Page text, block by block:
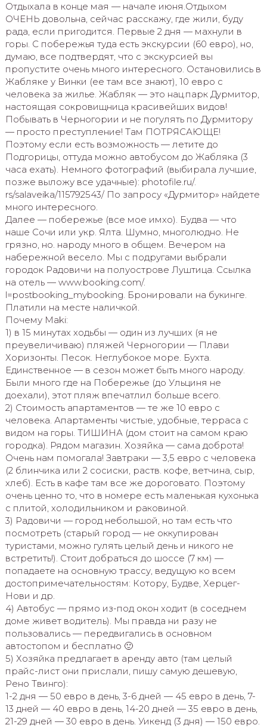
Отдыхала в конце мая — начале июня.Отдыхом
ОЧЕНЬ довольна, сейчас расскажу, где жили, буду
рада, если пригодится. Первые 2 дня — махнули в
горы. С побережья туда есть экскурсии (60 евро), но,
думаю, все подтвердят, что с экскурсией вы
пропустите очень много интересного. Остановились в
Жабляке у Винки (ее там все знают), 10 евро с
человека за жилье. Жабляк — это нац.парк Дурмитор,
настоящая сокровищница красивейших видов!
Побывать в Черногории и не погулять по Дурмитору
— просто преступление! Там ПОТРЯСАЮЩЕ!
Поэтому если есть возможность — летите до
Подгорицы, оттуда можно автобусом до Жабляка (3
часа ехать). Немного фотографий (выбирала лучшие,
позже выложу все удачные): photofile.ru/.
rs/salaveika/115792543/ По запросу «Дурмитор» найдете
много интересного.
Далее — побережье (все мое имхо). Будва — что
наше Сочи или укр. Ялта. Шумно, многолюдно. Не
грязно, но. народу много в общем. Вечером на
набережной весело. Мы с подругами выбрали
городок Радовичи на полуострове Луштица. Ссылка
на отель — www.booking.com/.
l=postbooking_mybooking. Бронировали на букинге.
Платили на месте наличкой.
Почему Maki:
1) в 15 минутах ходьбы — один из лучших (я не
преувеличиваю) пляжей Черногории — Плави
Хоризонты. Песок. Неглубокое море. Бухта.
Единственное — в сезон может быть много народу.
Были много где на Побережье (до Ульциня не
доехали), этот пляж впечатлил больше всего.
2) Стоимость апартаментов — те же 10 евро с
человека. Апартаменты чистые, удобные, терраса с
видом на горы. ТИШИНА (дом стоит на самом краю
городка). Рядом магазин. Хозяйка — сама доброта!
Очень нам помогала! Завтраки — 3,5 евро с человека
(2 блинчика или 2 сосиски, раств. кофе, ветчина, сыр,
хлеб). Есть в кафе там все же дороговато. Поэтому
очень ценно то, что в номере есть маленькая кухонька
с плитой, холодильником и раковиной.
3) Радовичи — город небольшой, но там есть что
посмотреть (старый город — не оккупирован
туристами, можно гулять целый день и никого не
встретить!). Стоит добраться до шоссе (7 км) —
попадаете на основную трассу, ведущую ко всем
достопримечательностям: Котору, Будве, Херцег-
Нови и др.
4) Автобус — прямо из-под окон ходит (в соседнем
доме живет водитель). Мы правда ни разу не
пользовались — передвигались в основном
автостопом и бесплатно 🙂
5) Хозяйка предлагает в аренду авто (там целый
прайс-лист они прислали, пишу самую дешевую,
Рено Твинго):
1-2 дня — 50 евро в день, 3-6 дней — 45 евро в день, 7-
13 дней — 40 евро в день, 14-20 дней — 35 евро в день,
21-29 дней — 30 евро в день. Уикенд (3 дня) — 150 евро.